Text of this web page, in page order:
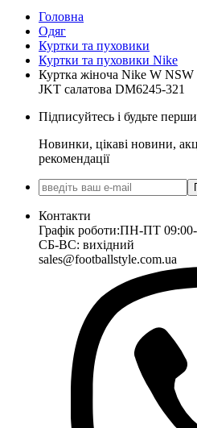
Головна
Одяг
Куртки та пуховики
Куртки та пуховики Nike
Куртка жіноча Nike W
JKT салатова DM6245-321
Підписуйтесь і будьте
Новинки, цікаві новини,
рекомендації
Контакти
Графік роботи:ПН-ПТ 09:00-
СБ-ВС: вихідний
sales@footballstyle.com.ua